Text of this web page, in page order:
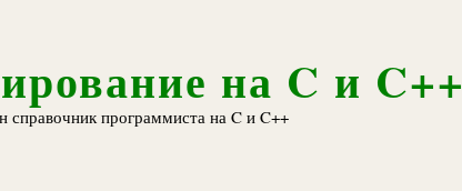
на C и C++
справочник программиста на C и C++